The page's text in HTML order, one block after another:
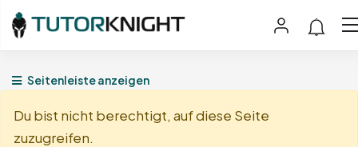
Seitenleiste anzeigen
Du bist nicht berechtigt, auf diese Seite
zuzugreifen.